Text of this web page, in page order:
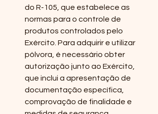
do R-105, que estabelece as
normas para o controle de
produtos controlados pelo
Exército. Para adquirir e utilizar
pólvora, é necessário obter
autorização junto ao Exército,
que inclui a apresentação de
documentação específica,
comprovação de finalidade e